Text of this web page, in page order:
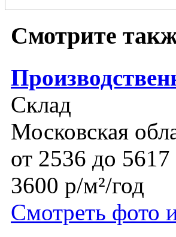
Смотрите
Склад
Московская
от 2536 до 5617
3600 р/м²/год
Смотреть фото